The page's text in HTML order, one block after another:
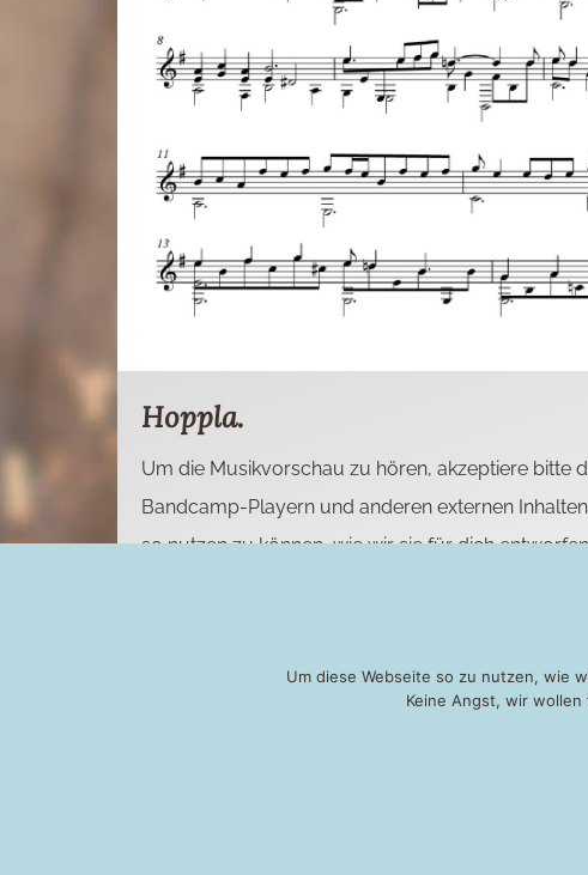
Hoppla.
Um die Musikvorschau zu hören, akzeptiere bitte
Bandcamp-Playern und anderen externen
so nutzen zu können, wie wir sie für dich
Um diese Webseite so zu nutzen, wie
Keine Angst, wir